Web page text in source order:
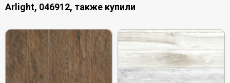
Arlight, 046912, также купили